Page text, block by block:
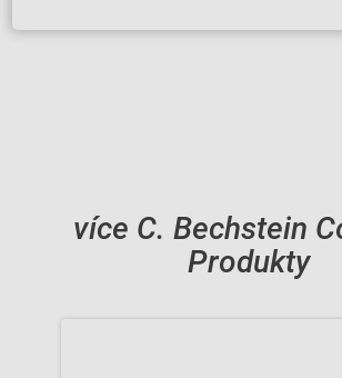
více C. Bechstein
Produkty